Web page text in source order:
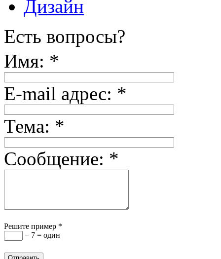
Дизайн
Есть вопросы?
Имя: *
E-mail адрес: *
Тема: *
Сообщение: *
Решите пример *
− 7 = один